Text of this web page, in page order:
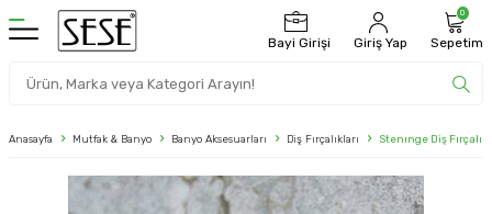
Bayi Girişi Giriş Yap
0
Sepetim
Anasayfa Mutfak & Banyo Banyo Aksesuarları Diş Fırçalıkları Stenınge Diş Fırçalık